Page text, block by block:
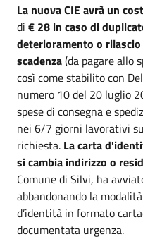
La nuova CIE avrà un
di € 28 in caso di
deterioramento o
scadenza(da pagare allo
così come stabilito con
numero 10 del 20 luglio
spese di consegna e
nei 6/7 giorni lavorativi
richiesta. La carta
si cambia indirizzo o
Comune di Silvi, ha
abbandonando la
d’identità in formato
documentata urgenza.